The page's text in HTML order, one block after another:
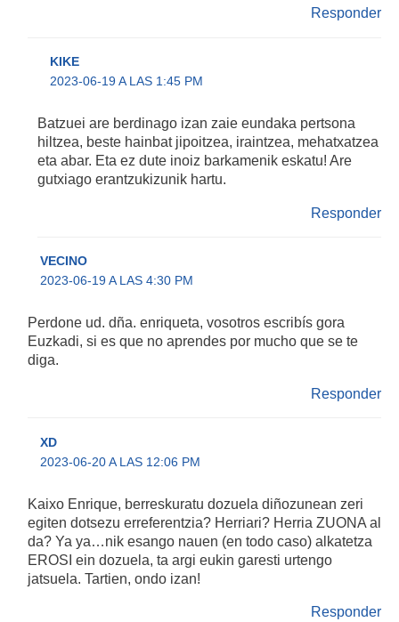
Responder
KIKE
2023-06-19 A LAS 1:45 PM
Batzuei are berdinago izan zaie eundaka pertsona
hiltzea, beste hainbat jipoitzea, iraintzea, mehatxatzea
eta abar. Eta ez dute inoiz barkamenik eskatu! Are
gutxiago erantzukizunik hartu.
Responder
VECINO
2023-06-19 A LAS 4:30 PM
Perdone ud. dña. enriqueta, vosotros escribís gora
Euzkadi, si es que no aprendes por mucho que se te
diga.
Responder
XD
2023-06-20 A LAS 12:06 PM
Kaixo Enrique, berreskuratu dozuela diñozunean zeri
egiten dotsezu erreferentzia? Herriari? Herria ZUONA al
da? Ya ya…nik esango nauen (en todo caso) alkatetza
EROSI ein dozuela, ta argi eukin garesti urtengo
jatsuela. Tartien, ondo izan!
Responder